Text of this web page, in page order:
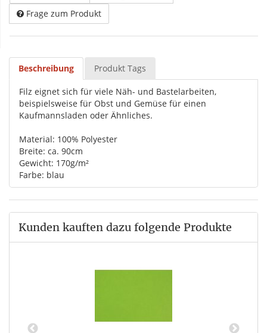
Frage zum Produkt
Beschreibung Produkt Tags
Filz eignet sich für viele Näh- und Bastelarbeiten,
beispielsweise für Obst und Gemüse für einen
Kaufmannsladen oder Ähnliches.
Material: 100% Polyester
Breite: ca. 90cm
Gewicht: 170g/m²
Farbe: blau
Kunden kauften dazu folgende Produkte